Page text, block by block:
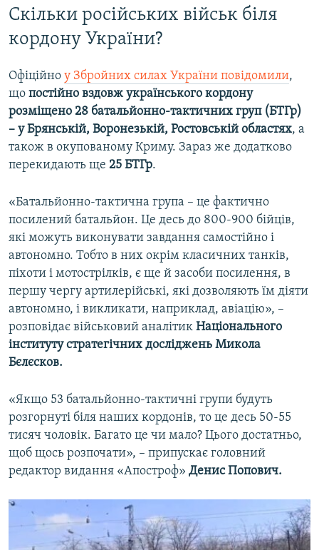
Скільки російських військ біля
кордону України?
Офіційно у Збройних силах України повідомили,
що постійно вздовж українського кордону
розміщено 28 батальйонно-тактичних груп (БТГр)
– у Брянській, Воронезькій, Ростовській областях, а
також в окупованому Криму. Зараз же додатково
перекидають ще 25 БТГр.
«Батальйонно-тактична група – це фактично
посилений батальйон. Це десь до 800-900 бійців,
які можуть виконувати завдання самостійно і
автономно. Тобто в них окрім класичних танків,
піхоти і мотострілків, є ще й засоби посилення, в
першу чергу артилерійські, які дозволяють їм діяти
автономно, і викликати, наприклад, авіацію», –
розповідає військовий аналітик Національного
інституту стратегічних досліджень Микола
Бєлєсков.
«Якщо 53 батальйонно-тактичні групи будуть
розгорнуті біля наших кордонів, то це десь 50-55
тисяч чоловік. Багато це чи мало? Цього достатньо,
щоб щось розпочати», – припускає головний
редактор видання «Апостроф» Денис Попович.